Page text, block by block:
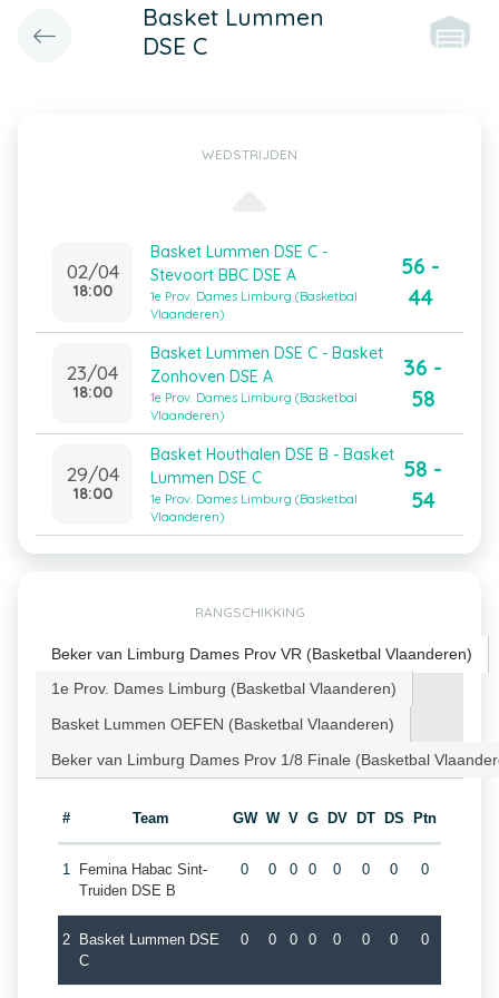
Basket Lummen
DSE C
WEDSTRIJDEN
02/04
18:00
Basket Lummen DSE C -
Stevoort BBC DSE A
1e Prov. Dames Limburg (Basketbal
Vlaanderen)
56 -
44
23/04
18:00
Basket Lummen DSE C - Basket
Zonhoven DSE A
1e Prov. Dames Limburg (Basketbal
Vlaanderen)
36 -
58
29/04
18:00
Basket Houthalen DSE B - Basket
Lummen DSE C
1e Prov. Dames Limburg (Basketbal
Vlaanderen)
58 -
54
RANGSCHIKKING
Beker van Limburg Dames Prov VR (Basketbal Vlaanderen)
1e Prov. Dames Limburg (Basketbal Vlaanderen)
Basket Lummen OEFEN (Basketbal Vlaanderen)
Beker van Limburg Dames Prov 1/8 Finale (Basketbal
# Team GW W V G DV DT DS Ptn
1
Femina Habac Sint-
Truiden DSE B
0 0 0 0 0 0 0 0
2
Basket Lummen DSE
C
0 0 0 0 0 0 0 0